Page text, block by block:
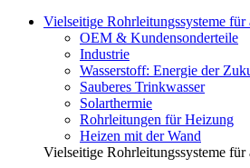
Vielseitige Rohrleitungssysteme
OEM & Kundensonderteile
Industrie
Wasserstoff: Energie der
Sauberes Trinkwasser
Solarthermie
Rohrleitungen für Heizung
Heizen mit der Wand
Vielseitige Rohrleitungssysteme